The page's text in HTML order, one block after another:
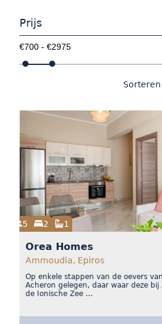
Prijs
Sorteren
5 2 1
Orea Homes
Ammoudia, Epiros
Op enkele stappen van de oevers
Acheron gelegen, daar waar deze
de Ionische Zee ...